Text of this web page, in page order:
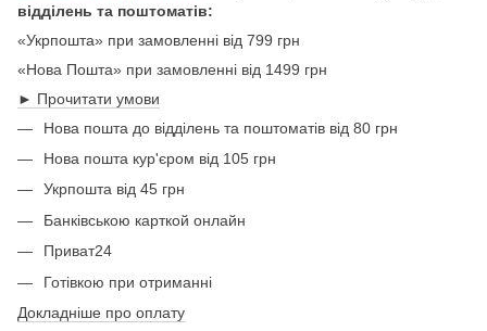
відділень та поштоматів:
«Укрпошта» при замовленні від 799 грн
«Нова Пошта» при замовленні від 1499 грн
► Прочитати умови
Нова пошта до відділень та поштоматів від 80 грн
Нова пошта кур'єром від 105 грн
Укрпошта від 45 грн
Банківською карткой онлайн
Приват24
Готівкою при отриманні
Докладніше про оплату